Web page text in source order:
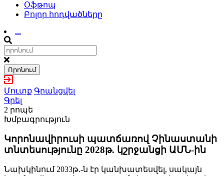
Օֆթոպ
Բոլոր հոդվածները
...
Որոնում
Մուտք Գրանցվել
Գրել
2 րոպե
Խմբագրություն
Կորոնավիրուսի պատճառով Չինաստանի
տնտեսությունը 2028թ. կշրջանցի ԱՄՆ-ին
Նախկինում 2033թ.-ն էր կանխատեսվել, սակայն